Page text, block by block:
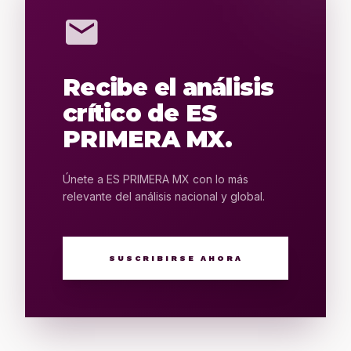
mail
Recibe el análisis
crítico de ES
PRIMERA MX.
Únete a ES PRIMERA MX con lo más
relevante del análisis nacional y global.
SUSCRIBIRSE AHORA